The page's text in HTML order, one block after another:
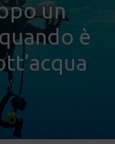
un
è